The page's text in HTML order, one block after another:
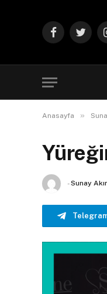
FacebookTwitter
Anasayfa »
-Sunay